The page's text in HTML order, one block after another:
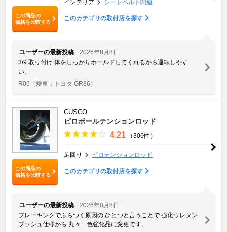
この商品の
価格を比較する
インテリア シートベルト関連
このカテゴリの取付店を探す
ユーザーの最新投稿
2026年8月8日
3/9 取り付け 体をしっかりホールドしてくれるから運転しやす
い。
R05 （愛車：トヨタ GR86）
この商品の
価格を比較する
CUSCO
ピロボールテンションロッド
4.21 （306件）
足回り ピロテンションロッド
このカテゴリの取付店を探す
ユーザーの最新投稿
2026年8月8日
ブレーキングでふらつく原因の ひとつと言うことで 強化ウレタン
ブッシュ仕様から 丸々一色強化品に変更です。